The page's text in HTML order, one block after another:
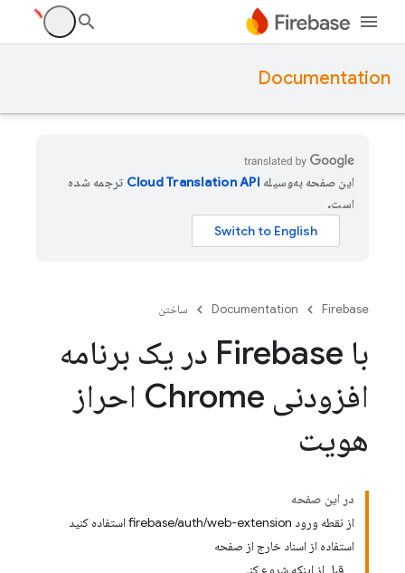
Documentation
این صفحه به‌وسیله
ترجمه شده
است.
Firebase
Documentation ساختن
با Firebase در یک برنامه
افزودنی Chrome احراز
هویت
در این صفحه
از نقطه ورود firebase/auth/web-extension استفاده کنید
استفاده از اسناد خارج از صفحه
قبل از اینکه شروع کنی